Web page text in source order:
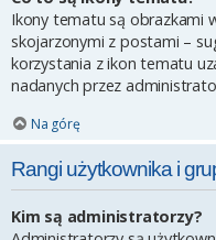
Ikony tematu są obrazkami
skojarzonymi z postami –
korzystania z ikon tematu
nadanych przez
Na górę
Rangi użytkownika i
Kim są administratorzy?